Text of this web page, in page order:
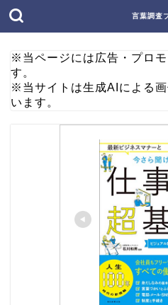
言葉調査
※当ページには広告・プロ
す。
※当サイトは生成AIによる
います。